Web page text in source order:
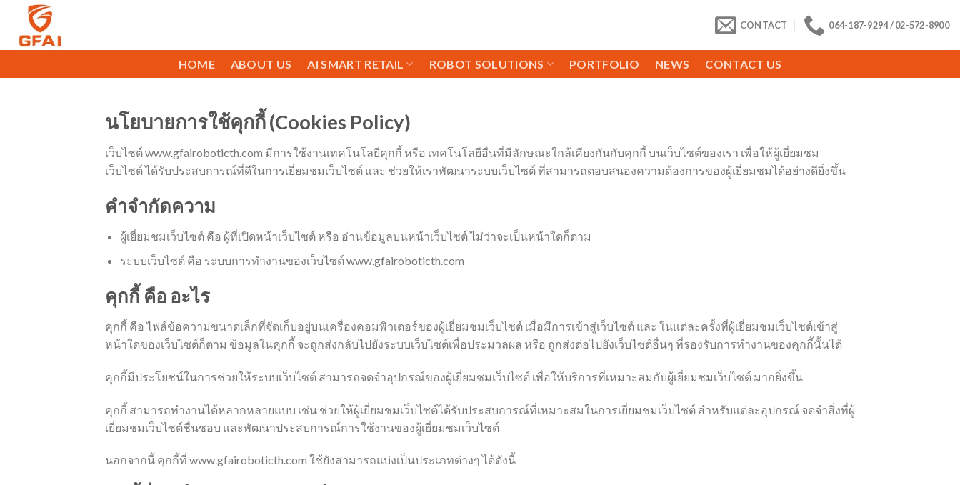
CONTACT 064-187-9294 / 02-572-8900
HOME ABOUT US AI SMART RETAIL ROBOT SOLUTIONS PORTFOLIO NEWS CONTACT US
นโยบายการใช้คุกกี้ (Cookies Policy)
เว็บไซต์ www.gfairoboticth.com มีการใช้งานเทคโนโลยีคุกกี้ หรือ เทคโนโลยีอื่นที่มีลักษณะใกล้เคียงกันกับคุกกี้ บนเว็บไซต์ของเรา เพื่อให้ผู้เยี่ยมชม
เว็บไซต์ ได้รับประสบการณ์ที่ดีในการเยี่ยมชมเว็บไซต์ และ ช่วยให้เราพัฒนาระบบเว็บไซต์ ที่สามารถตอบสนองความต้องการของผู้เยี่ยมชมได้อย่างดียิ่งขึ้น
คำจำกัดความ
ผู้เยี่ยมชมเว็บไซต์ คือ ผู้ที่เปิดหน้าเว็บไซต์ หรือ อ่านข้อมูลบนหน้าเว็บไซต์ ไม่ว่าจะเป็นหน้าใดก็ตาม
ระบบเว็บไซต์ คือ ระบบการทำงานของเว็บไซต์ www.gfairoboticth.com
คุกกี้ คือ อะไร
คุกกี้ คือ ไฟล์ข้อความขนาดเล็กที่จัดเก็บอยู่บนเครื่องคอมพิวเตอร์ของผู้เยี่ยมชมเว็บไซต์ เมื่อมีการเข้าสู่เว็บไซต์ และ ในแต่ละครั้งที่ผู้เยี่ยมชมเว็บไซต์เข้าสู่
หน้าใดของเว็บไซต์ก็ตาม ข้อมูลในคุกกี้ จะถูกส่งกลับไปยังระบบเว็บไซต์เพื่อประมวลผล หรือ ถูกส่งต่อไปยังเว็บไซต์อื่นๆ ที่รองรับการทำงานของคุกกี้นั้นได้
คุกกี้มีประโยชน์ในการช่วยให้ระบบเว็บไซต์ สามารถจดจำอุปกรณ์ของผู้เยี่ยมชมเว็บไซต์ เพื่อให้บริการที่เหมาะสมกับผู้เยี่ยมชมเว็บไซต์ มากยิ่งขึ้น
คุกกี้ สามารถทำงานได้หลากหลายแบบ เช่น ช่วยให้ผู้เยี่ยมชมเว็บไซต์ได้รับประสบการณ์ที่เหมาะสมในการเยี่ยมชมเว็บไซต์ สำหรับแต่ละอุปกรณ์ จดจำสิ่งที่ผู้
เยี่ยมชมเว็บไซต์ชื่นชอบ และพัฒนาประสบการณ์การใช้งานของผู้เยี่ยมชมเว็บไซต์
นอกจากนี้ คุกกี้ที่ www.gfairoboticth.com ใช้ยังสามารถแบ่งเป็นประเภทต่างๆ ได้ดังนี้